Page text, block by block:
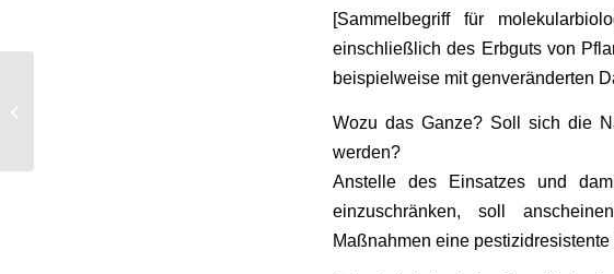
[Sammelbegriff für
einschließlich des Erbguts von
beispielweise mit genveränderten
Wozu das Ganze? Soll sich die
werden?
Anstelle des Einsatzes und
einzuschränken, soll
Maßnahmen eine